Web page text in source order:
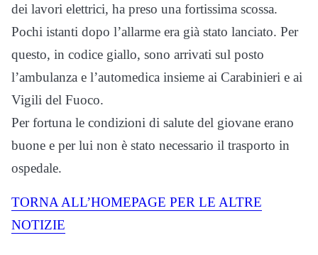
dei lavori elettrici, ha preso una fortissima scossa.
Pochi istanti dopo l’allarme era già stato lanciato. Per
questo, in codice giallo, sono arrivati sul posto
l’ambulanza e l’automedica insieme ai Carabinieri e ai
Vigili del Fuoco.
Per fortuna le condizioni di salute del giovane erano
buone e per lui non è stato necessario il trasporto in
ospedale.
TORNA ALL’HOMEPAGE PER LE ALTRE
NOTIZIE